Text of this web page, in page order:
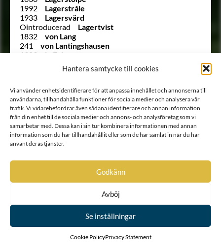
Hantera samtycke till cookies
Vi använder enhetsidentifierare för att anpassa innehållet och annonserna till
användarna, tillhandahålla funktioner för sociala medier och analysera vår
trafik. Vi vidarebefordrar även sådana identifierare och annan information
från din enhet till de sociala medier och annons- och analysföretag som vi
samarbetar med. Dessa kan i sin tur kombinera informationen med annan
information som du har tillhandahållit eller som de har samlat in när du har
använt deras tjänster.
Godkänn
Avböj
Se inställningar
Cookie PolicyPrivacy Statement
1992
Lagerstråle
1933
Lagersvärd
Ointroducerad
Lagertvist
1832
von Lang
241
von Lantingshausen
1989
le Febure
Leijonadler
Ointroducerad
Leijonflycht
73
Leijonstedt
140
Leuhusen
1914
von der Lieth
1621
von Lietzen
67
von Liewen
Ointroducerad
Liljenberg
2011
Liljencrantz
72
Lillienstedt
Lindcreutz
Lindencrona